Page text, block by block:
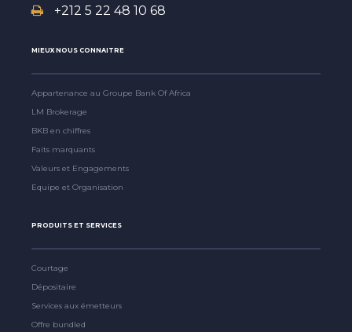
+212 5 22 48 10 68
MIEUX NOUS CONNAITRE
Appartenance au Groupe Bank Of Africa
LM Brokerage
BKB en chiffres
Faits marquants
Valeurs et Engagements
Equipe et Organisation
PRODUITS ET SERVICES
Courtage
Dépositaire
Services aux émetteurs
Offre bundled